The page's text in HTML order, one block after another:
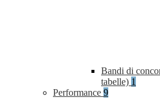
Bandi di
tabelle) 1
Performance 9